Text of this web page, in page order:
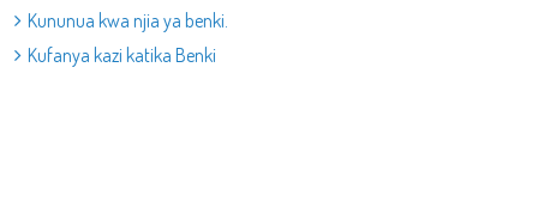
Kununua kwa njia ya benki.
Kufanya kazi katika Benki